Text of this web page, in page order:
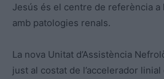
Jesús és el centre de referència a
amb patologies renals.
La nova Unitat d’Assistència
just al costat de l’accelerador linial